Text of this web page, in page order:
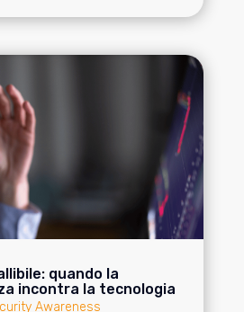
quando la
incontra la tecnologia
Awareness